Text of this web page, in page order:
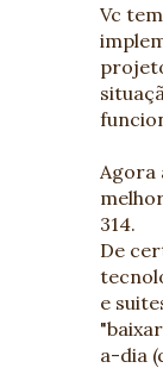
Vc
Agora
314.
De
e
a-dia